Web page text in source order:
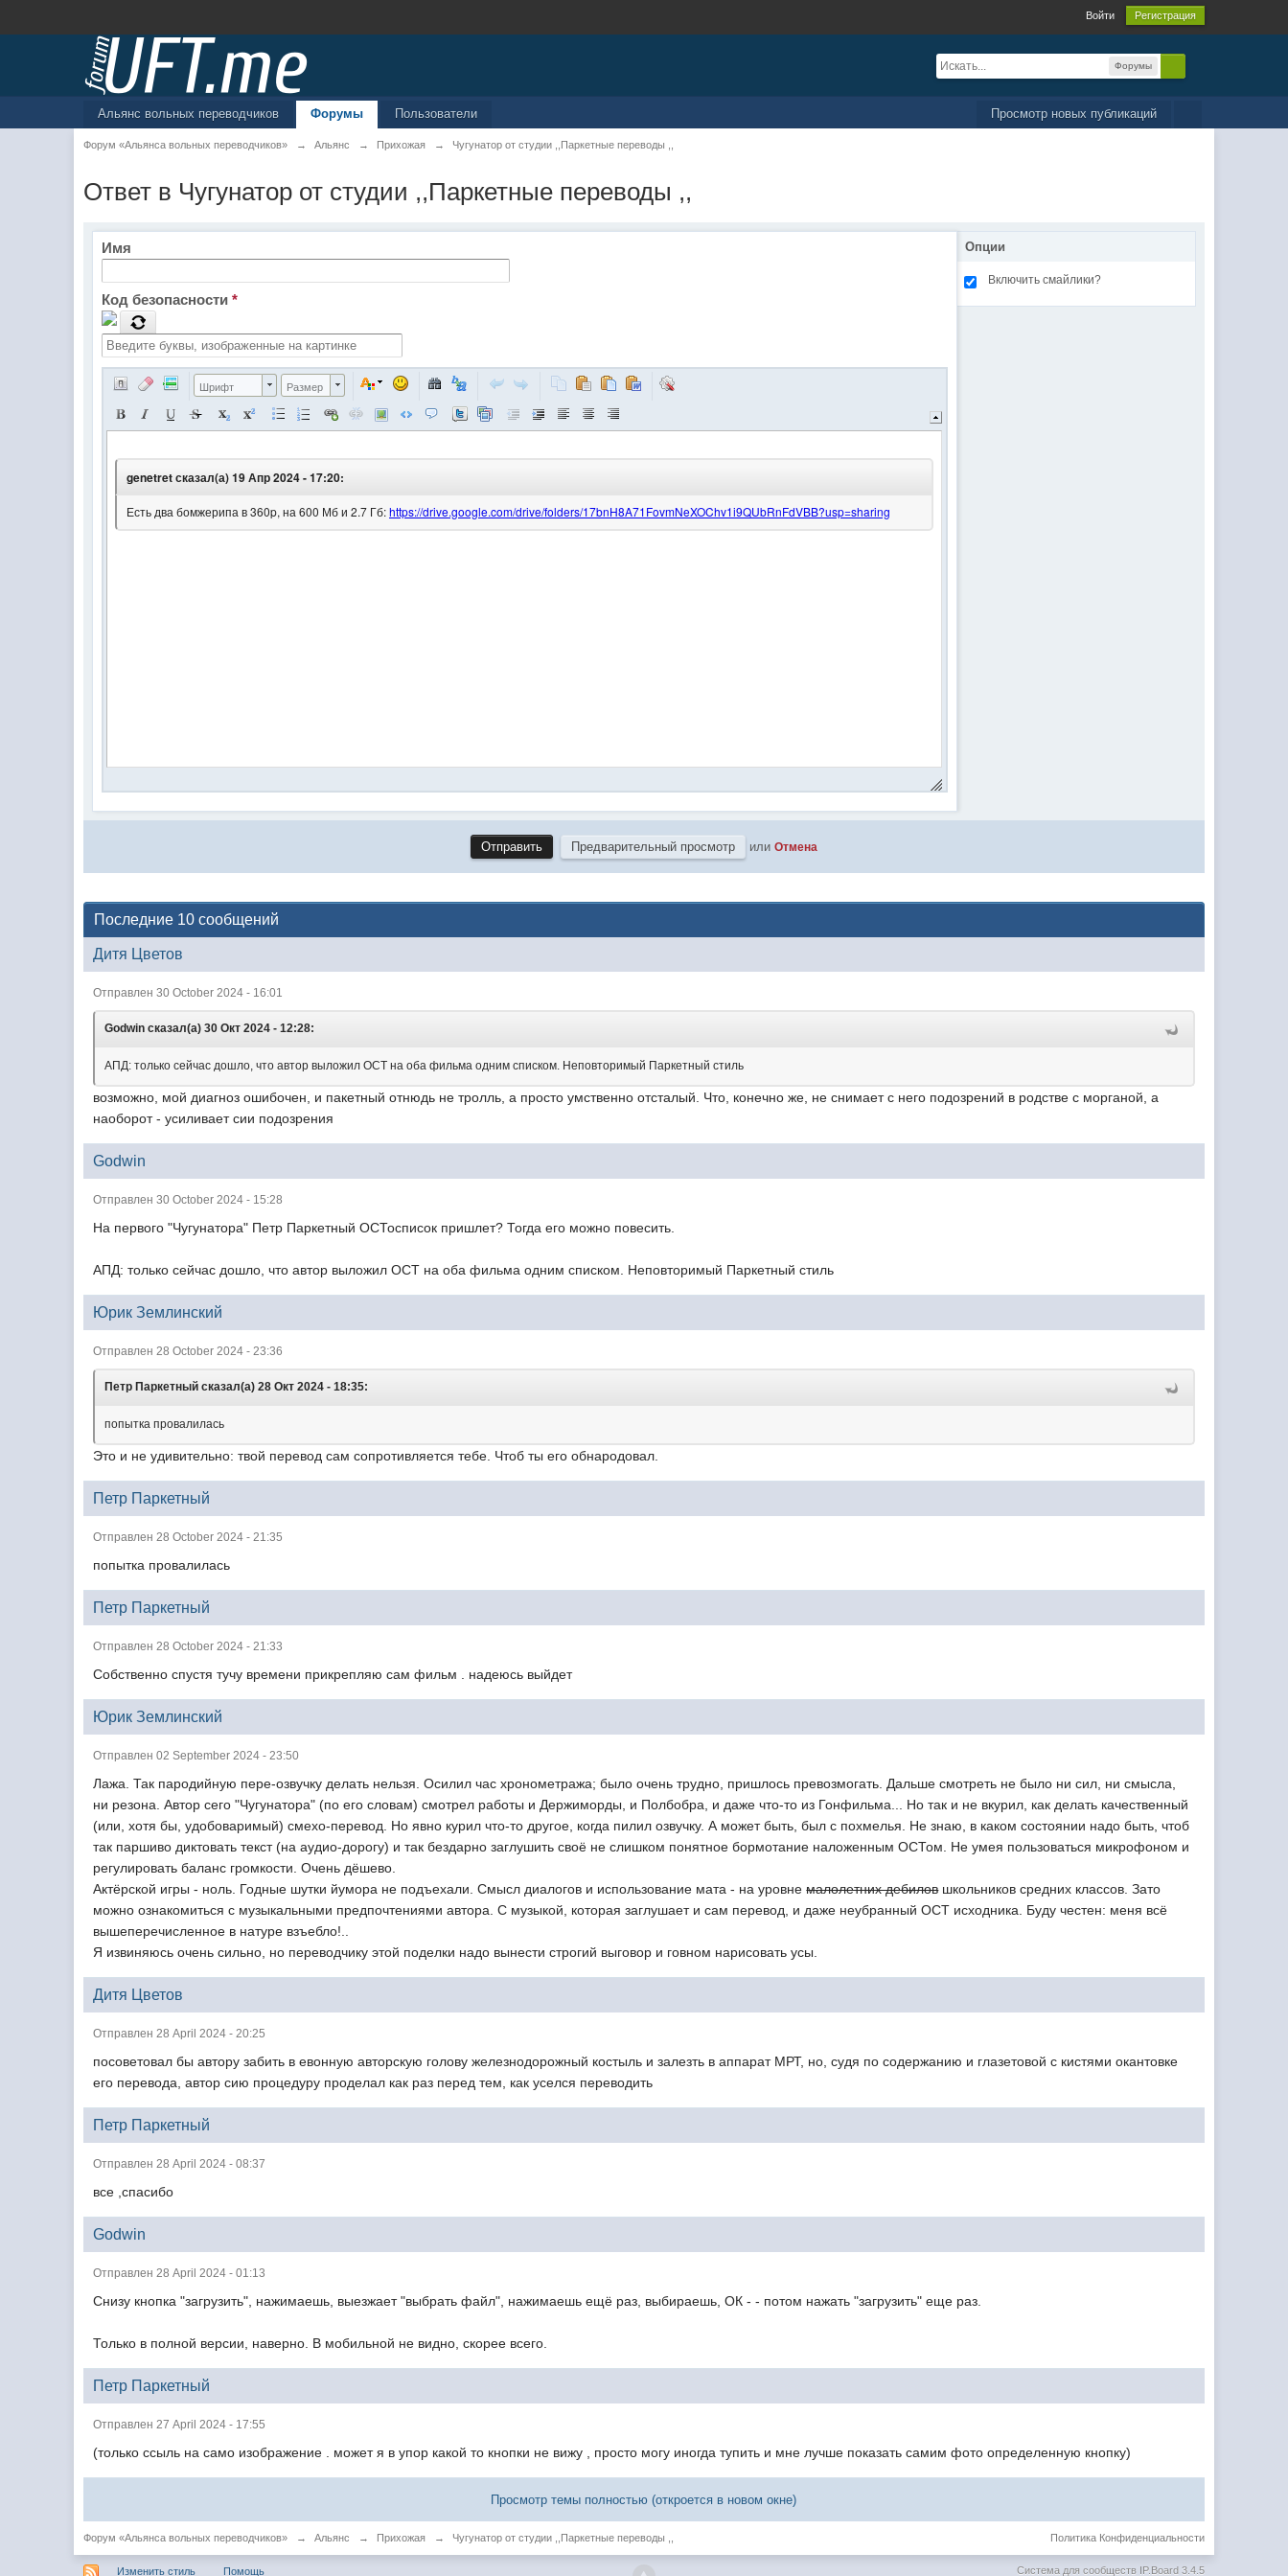
Войти Регистрация
Форумы
Просмотр новых публикаций
Альянс вольных переводчиков Форумы Пользователи
Форум «Альянса вольных переводчиков» → Альянс → Прихожая → Чугунатор от студии ,,Паркетные переводы ,,
Ответ в Чугунатор от студии ,,Паркетные переводы ,,
Опции
Включить смайлики?
Имя
Код безопасности*
Шрифт Размер
или Отмена
Последние 10 сообщений
Дитя Цветов
Отправлен 30 October 2024 - 16:01
Godwin сказал(а) 30 Окт 2024 - 12:28:
АПД: только сейчас дошло, что автор выложил ОСТ на оба фильма одним списком. Неповторимый Паркетный стиль
возможно, мой диагноз ошибочен, и пакетный отнюдь не тролль, а просто умственно отсталый. Что, конечно же, не снимает с него подозрений в родстве с морганой, а
наоборот - усиливает сии подозрения
Godwin
Отправлен 30 October 2024 - 15:28
На первого "Чугунатора" Петр Паркетный ОСТосписок пришлет? Тогда его можно повесить.
АПД: только сейчас дошло, что автор выложил ОСТ на оба фильма одним списком. Неповторимый Паркетный стиль
Юрик Землинский
Отправлен 28 October 2024 - 23:36
Петр Паркетный сказал(а) 28 Окт 2024 - 18:35:
попытка провалилась
Это и не удивительно: твой перевод сам сопротивляется тебе. Чтоб ты его обнародовал.
Петр Паркетный
Отправлен 28 October 2024 - 21:35
попытка провалилась
Петр Паркетный
Отправлен 28 October 2024 - 21:33
Собственно спустя тучу времени прикрепляю сам фильм . надеюсь выйдет
Юрик Землинский
Отправлен 02 September 2024 - 23:50
Лажа. Так пародийную пере-озвучку делать нельзя. Осилил час хронометража; было очень трудно, пришлось превозмогать. Дальше смотреть не было ни сил, ни смысла,
ни резона. Автор сего "Чугунатора" (по его словам) смотрел работы и Держиморды, и Полбобра, и даже что-то из Гонфильма... Но так и не вкурил, как делать качественный
(или, хотя бы, удобоваримый) смехо-перевод. Но явно курил что-то другое, когда пилил озвучку. А может быть, был с похмелья. Не знаю, в каком состоянии надо быть, чтоб
так паршиво диктовать текст (на аудио-дорогу) и так бездарно заглушить своё не слишком понятное бормотание наложенным ОСТом. Не умея пользоваться микрофоном и
регулировать баланс громкости. Очень дёшево.
Актёрской игры - ноль. Годные шутки йумора не подъехали. Смысл диалогов и использование мата - на уровнемалолетних дебиловшкольников средних классов. Зато
можно ознакомиться с музыкальными предпочтениями автора. С музыкой, которая заглушает и сам перевод, и даже неубранный ОСТ исходника. Буду честен: меня всё
вышеперечисленное в натуре взъебло!..
Я извиняюсь очень сильно, но переводчику этой поделки надо вынести строгий выговор и говном нарисовать усы.
Дитя Цветов
Отправлен 28 April 2024 - 20:25
посоветовал бы автору забить в евонную авторскую голову железнодорожный костыль и залезть в аппарат МРТ, но, судя по содержанию и глазетовой с кистями окантовке
его перевода, автор сию процедуру проделал как раз перед тем, как уселся переводить
Петр Паркетный
Отправлен 28 April 2024 - 08:37
все ,спасибо
Godwin
Отправлен 28 April 2024 - 01:13
Снизу кнопка "загрузить", нажимаешь, выезжает "выбрать файл", нажимаешь ещё раз, выбираешь, ОК - - потом нажать "загрузить" еще раз.
Только в полной версии, наверно. В мобильной не видно, скорее всего.
Петр Паркетный
Отправлен 27 April 2024 - 17:55
(только ссыль на само изображение . может я в упор какой то кнопки не вижу , просто могу иногда тупить и мне лучше показать самим фото определенную кнопку)
Просмотр темы полностью (откроется в новом окне)
Форум «Альянса вольных переводчиков» → Альянс → Прихожая → Чугунатор от студии ,,Паркетные переводы ,, Политика Конфиденциальности
Изменить стиль Помощь Система для сообществ IP.Board 3.4.5